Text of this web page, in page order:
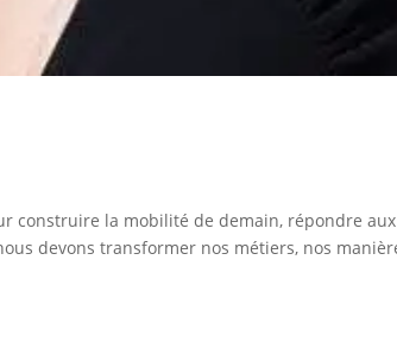
construire la mobilité de demain, répondre aux
devons transformer nos métiers, nos